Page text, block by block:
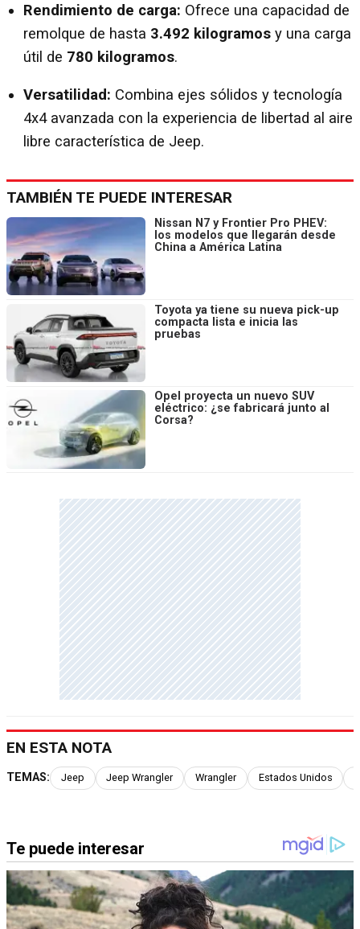
Rendimiento de carga: Ofrece una capacidad de
remolque de hasta 3.492 kilogramosy una carga
útil de 780 kilogramos.
Versatilidad: Combina ejes sólidos y tecnología
4x4 avanzada con la experiencia de libertad al aire
libre característica de Jeep.
TAMBIÉN TE PUEDE INTERESAR
Nissan N7 y Frontier Pro PHEV:
los modelos que llegarán desde
China a América Latina
Toyota ya tiene su nueva pick-up
compacta lista e inicia las
pruebas
Opel proyecta un nuevo SUV
eléctrico: ¿se fabricará junto al
Corsa?
EN ESTA NOTA
TEMAS: Jeep Jeep Wrangler Wrangler Estados Unidos